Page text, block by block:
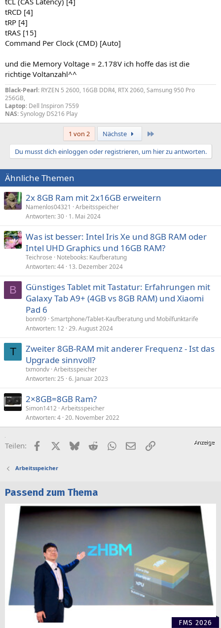
tRCD [4]
tRP [4]
tRAS [15]
Command Per Clock (CMD) [Auto]
und die Memory Voltage = 2.178V ich hoffe das ist die
richtige Voltanzahl^^
Black-Pearl: RYZEN 5 2600, 16GB DDR4, RTX 2060, Samsung 950 Pro
256GB,
Laptop: Dell Inspiron 7559
NAS: Synology DS216 Play
1 von 2 Nächste
Du musst dich einloggen oder registrieren, um hier zu antworten.
Ähnliche Themen
2x 8GB Ram mit 2x16GB erweitern
Namenlos04321
Arbeitsspeicher
Antworten 30 1. Mai 2024
Was ist besser: Intel Iris Xe und 8GB RAM oder
Intel UHD Graphics und 16GB RAM?
Teichrose
Notebooks: Kaufberatung
Antworten 44 13. Dezember 2024
B
Günstiges Tablet mit Tastatur: Erfahrungen mit
Galaxy Tab A9+ (4GB vs 8GB RAM) und Xiaomi
Pad 6
bonn09 Smartphone/Tablet-Kaufberatung und Mobilfunktarife
Antworten 12 29. August 2024
T
Zweiter 8GB-RAM mit anderer Frequenz - Ist das
Upgrade sinnvoll?
txmondv Arbeitsspeicher
Antworten 25 6. Januar 2023
2×8GB=8GB Ram?
Simon1412 Arbeitsspeicher
Antworten 4 20. November 2022
Teilen: FacebookX (Twitter)
BlueskyRedditWhatsApp
E-MailLink
Arbeitsspeicher
Passend zum Thema
FMS 2026